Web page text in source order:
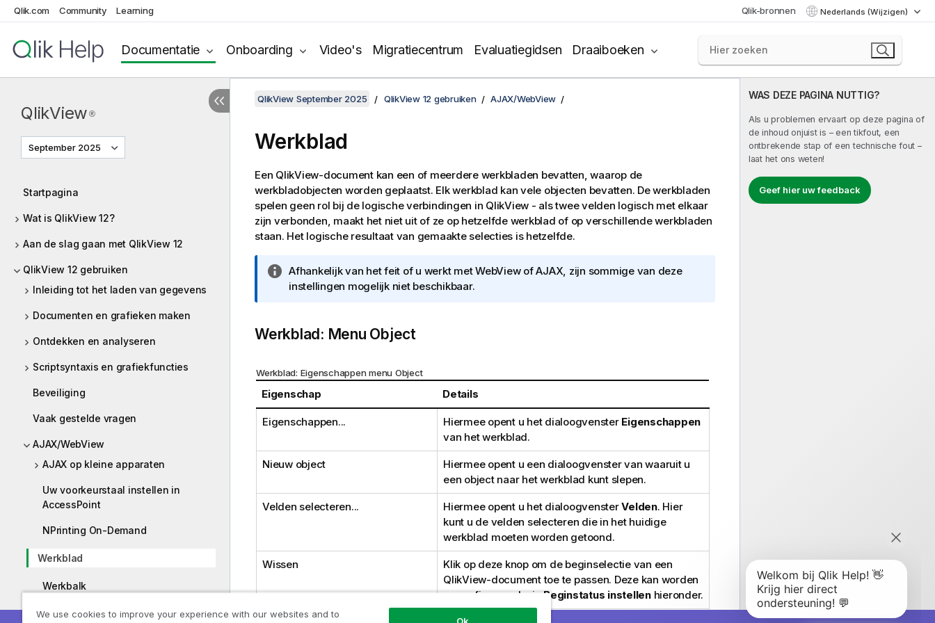
Qlik.com Community Learning Qlik-bronnen Nederlands (Wijzigen)
Documentatie Onboarding Video's Migratiecentrum Evaluatiegidsen Draaiboeken
QlikView ®
September 2025
Startpagina
Wat is QlikView 12?
Aan de slag gaan met QlikView 12
QlikView 12 gebruiken
Inleiding tot het laden van gegevens
Documenten en grafieken maken
Ontdekken en analyseren
Scriptsyntaxis en grafiekfuncties
Beveiliging
Vaak gestelde vragen
AJAX/WebView
AJAX op kleine apparaten
Uw voorkeurstaal instellen in
AccessPoint
NPrinting On-Demand
Werkblad
Werkbalk
Opslagplaats
WAS DEZE PAGINA NUTTIG?
Als u problemen ervaart op deze pagina of
de inhoud onjuist is – een tikfout, een
ontbrekende stap of een technische fout –
laat het ons weten!
Geef hier uw feedback
QlikView September 2025 QlikView 12 gebruiken AJAX/WebView
Werkblad
Een QlikView-document kan een of meerdere werkbladen bevatten, waarop de
werkbladobjecten worden geplaatst. Elk werkblad kan vele objecten bevatten. De werkbladen
spelen geen rol bij de logische verbindingen in QlikView - als twee velden logisch met elkaar
zijn verbonden, maakt het niet uit of ze op hetzelfde werkblad of op verschillende werkbladen
staan. Het logische resultaat van gemaakte selecties is hetzelfde.
I
n
r
t
i
e
Afhankelijk van het feit of u werkt met WebView of AJAX, zijn sommige van deze
instellingen mogelijk niet beschikbaar.
Werkblad: Menu Object
Werkblad: Eigenschappen menu Object
Eigenschap Details
Eigenschappen... Hiermee opent u het dialoogvenster Eigenschappen
van het werkblad.
Nieuw object
Hiermee opent u een dialoogvenster van waaruit u
een object naar het werkblad kunt slepen.
Velden selecteren... Hiermee opent u het dialoogvensterVelden. Hier
kunt u de velden selecteren die in het huidige
werkblad moeten worden getoond.
Wissen
Klik op deze knop om de beginselectie van een
QlikView-document toe te passen. Deze kan worden
geconfigureerd, zieBeginstatus instellenhieronder.
We use cookies to improve your experience with our websites and to